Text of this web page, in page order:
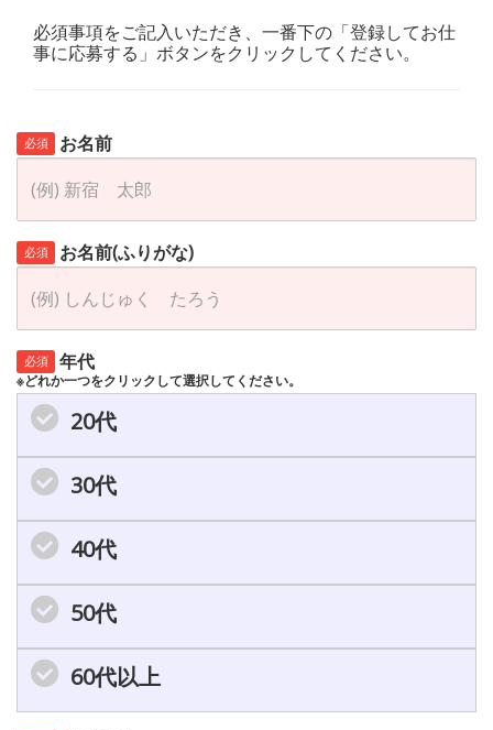
必須事項をご記入いただき、一番下の「登録してお仕
事に応募する」ボタンをクリックしてください。
必須 お名前
必須 お名前(ふりがな)
必須 年代
※どれか一つをクリックして選択してください。
20代
30代
40代
50代
60代以上